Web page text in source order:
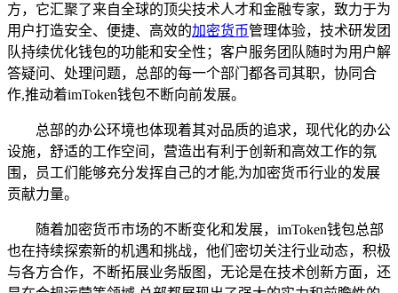
方，它汇聚了来自全球的顶尖技术人才和金融专家，致力于为
用户打造安全、便捷、高效的加密货币管理体验，技术研发团
队持续优化钱包的功能和安全性；客户服务团队随时为用户解
答疑问、处理问题，总部的每一个部门都各司其职，协同合
作,推动着imToken钱包不断向前发展。
总部的办公环境也体现着其对品质的追求，现代化的办公
设施，舒适的工作空间，营造出有利于创新和高效工作的氛
围，员工们能够充分发挥自己的才能,为加密货币行业的发展
贡献力量。
随着加密货币市场的不断变化和发展，imToken钱包总部
也在持续探索新的机遇和挑战，他们密切关注行业动态，积极
与各方合作，不断拓展业务版图，无论是在技术创新方面，还